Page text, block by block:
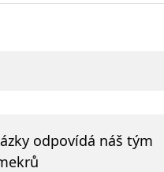
odpovídá náš tým